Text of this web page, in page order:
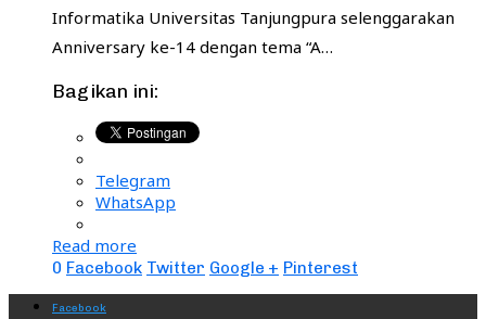
Informatika Universitas Tanjungpura selenggarakan
Anniversary ke-14 dengan tema “A…
Bagikan ini:
Telegram
WhatsApp
Read more
0 Facebook Twitter Google + Pinterest
Facebook